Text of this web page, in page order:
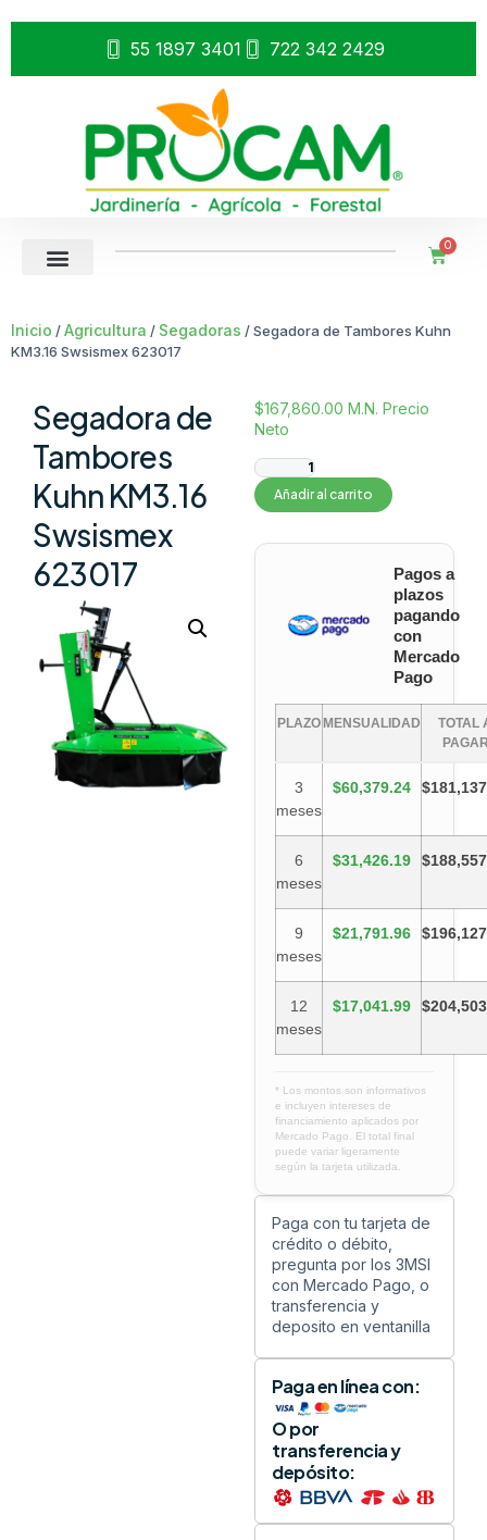
55 1897 3401 722 342 2429
0
Inicio /Agricultura / Segadoras / Segadora de Tambores Kuhn
KM3.16 Swsismex 623017
Segadora de
Tambores
Kuhn KM3.16
Swsismex
623017
$167,860.00 M.N. Precio
Neto
Añadir al carrito
Pagos a
plazos
pagando
con
Mercado
Pago
PLAZO MENSUALIDAD
TOTAL
3
meses
$60,379.24
6
meses
$31,426.19
9
meses
$21,791.96
12
meses
$17,041.99
* Los montos son informativos
e incluyen intereses de
financiamiento aplicados por
Mercado Pago. El total final
puede variar ligeramente
según la tarjeta utilizada.
Paga con tu tarjeta de
crédito o débito,
pregunta por los 3MSI
con Mercado Pago, o
transferencia y
deposito en ventanilla
Paga en línea con:
O por
transferencia y
depósito: